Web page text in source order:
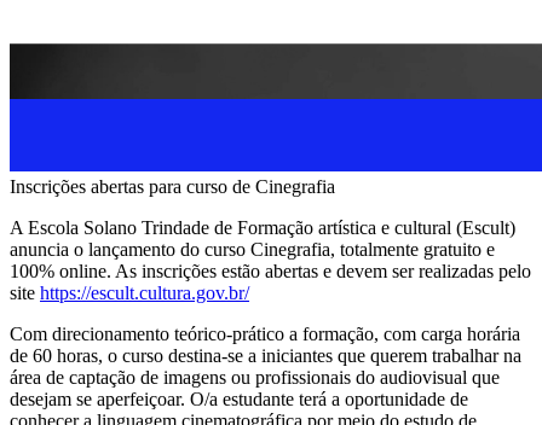
Inscrições abertas para curso de Cinegrafia
A Escola Solano Trindade de Formação artística e cultural (Escult)
anuncia o lançamento do curso Cinegrafia, totalmente gratuito e
100% online. As inscrições estão abertas e devem ser realizadas pelo
site https://escult.cultura.gov.br/
Com direcionamento teórico-prático a formação, com carga horária
de 60 horas, o curso destina-se a iniciantes que querem trabalhar na
área de captação de imagens ou profissionais do audiovisual que
desejam se aperfeiçoar. O/a estudante terá a oportunidade de
conhecer a linguagem cinematográfica por meio do estudo de